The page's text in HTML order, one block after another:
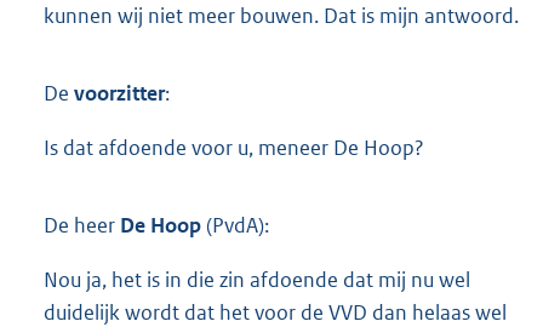
kunnen wij niet meer bouwen. Dat is mijn antwoord.
De voorzitter:
Is dat afdoende voor u, meneer De Hoop?
De heer De Hoop(PvdA):
Nou ja, het is in die zin afdoende dat mij nu wel
duidelijk wordt dat het voor de VVD dan helaas wel